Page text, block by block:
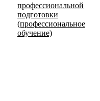
профессиональной
подготовки
(профессиональное
обучение)